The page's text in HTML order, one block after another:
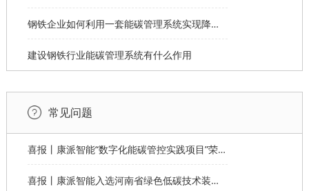
钢铁企业如何利用一套能碳管理系统实现降本增效？
建设钢铁行业能碳管理系统有什么作用
常见问题
喜报丨康派智能“数字化能碳管控实践项目”荣获第十一届“创客中国”郑州市分赛企业组优秀奖
喜报丨康派智能入选河南省绿色低碳技术装备应用典型案例